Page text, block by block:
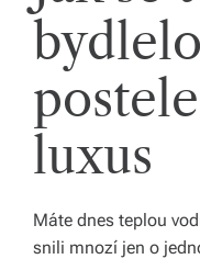
luxus
Máte dnes teplou
snili mnozí jen o